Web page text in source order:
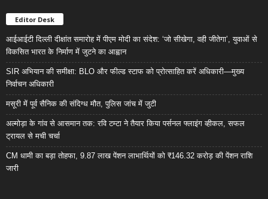
Editor Desk
आईआईटी दिल्ली दीक्षांत समारोह में पीएम मोदी का संदेश: ‘जो सीखेगा, वही जीतेगा’, युवाओं से
विकसित भारत के निर्माण में जुटने का आह्वान
SIR अभियान की समीक्षा: BLO और फील्ड स्टाफ को प्रोत्साहित करें अधिकारी—मुख्य
निर्वाचन अधिकारी
मसूरी में पूर्व सैनिक की संदिग्ध मौत, पुलिस जांच में जुटी
अल्मोड़ा के गांव से आसमान तक: रवि टम्टा ने तैयार किया पर्सनल फ्लाइंग व्हीकल, सफल
ट्रायल से मची चर्चा
CM धामी का बड़ा तोहफा, 9.87 लाख पेंशन लाभार्थियों को ₹146.32 करोड़ की पेंशन राशि
जारी